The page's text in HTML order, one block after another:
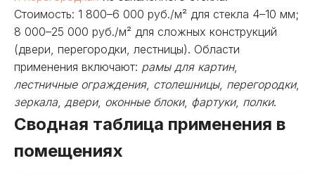
Стоимость: 1 800–6 000 руб./м² для стекла 4–10 мм;
8 000–25 000 руб./м² для сложных конструкций
(двери, перегородки, лестницы). Области
применения включают: рамы для картин,
лестничные ограждения, столешницы, перегородки,
зеркала двери, оконные блоки, фартуки, полки.
Сводная таблица применения в
помещениях